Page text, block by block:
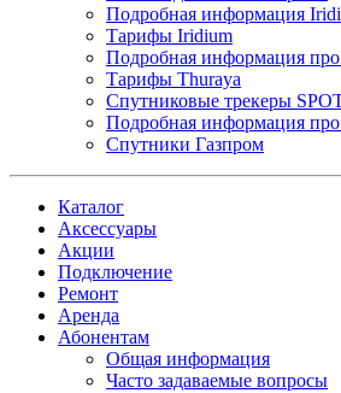
Подробная информация
Тарифы Iridium
Подробная информация про
Тарифы Thuraya
Спутниковые трекеры
Подробная информация
Спутники Газпром
Каталог
Аксессуары
Акции
Подключение
Ремонт
Аренда
Абонентам
Общая информация
Часто задаваемые вопросы